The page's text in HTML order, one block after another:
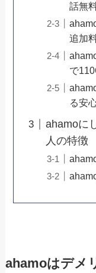
話無
追加
で
る安
ahamoに
人の特徴
ahamoはデメ